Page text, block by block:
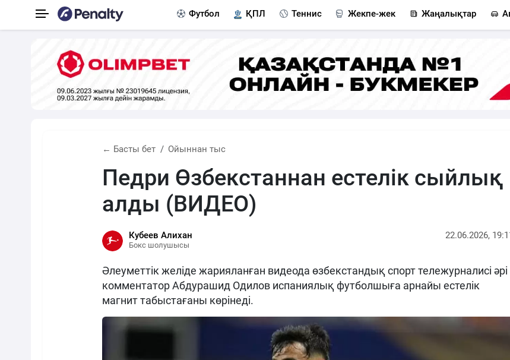
Футбол ҚПЛ Теннис Жекпе-жек Жаңалықтар
← Басты бет Ойыннан тыс
Педри Өзбекстаннан естелік сыйлық
алды (ВИДЕО)
Кубеев Алихан
Бокс шолушысы
22.06.2026,
Әлеуметтік желіде жарияланған видеода өзбекстандық спорт тележурналисі әрі
комментатор Абдурашид Одилов испаниялық футболшыға арнайы естелік
магнит табыстағаны көрінеді.